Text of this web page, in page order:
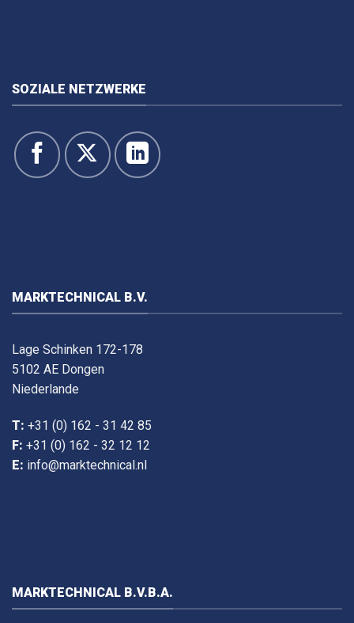
SOZIALE NETZWERKE
MARKTECHNICAL B.V.
Lage Schinken 172-178
5102 AE Dongen
Niederlande
T: +31 (0) 162 - 31 42 85
F: +31 (0) 162 - 32 12 12
E: info@marktechnical.nl
MARKTECHNICAL B.V.B.A.